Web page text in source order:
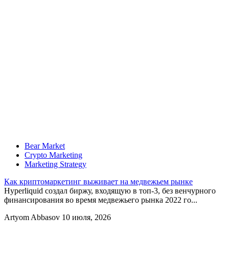
Bear Market
Crypto Marketing
Marketing Strategy
Как криптомаркетинг выживает на медвежьем рынке
Hyperliquid создал биржу, входящую в топ-3, без венчурного
финансирования во время медвежьего рынка 2022 го...
Artyom Abbasov 10 июля, 2026